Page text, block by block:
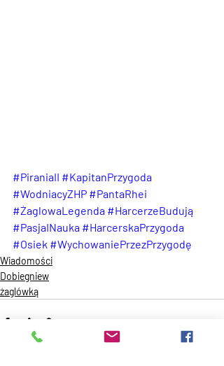
#PiraniaII #KapitanPrzygoda
#WodniacyZHP #PantaRhei
#ŻaglowaLegenda #HarcerzeBudują
#PasjaINauka #HarcerskaPrzygoda
#Osiek #WychowaniePrzezPrzygodę
Wiadomości
Dobiegniew
żaglówką